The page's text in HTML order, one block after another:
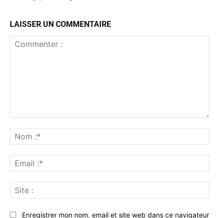
LAISSER UN COMMENTAIRE
:*
:*
:
Enregistrer mon nom, email et site web dans ce navigateur